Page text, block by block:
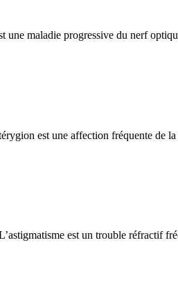
maladie progressive du nerf
est une affection fréquente de
est un trouble réfractif